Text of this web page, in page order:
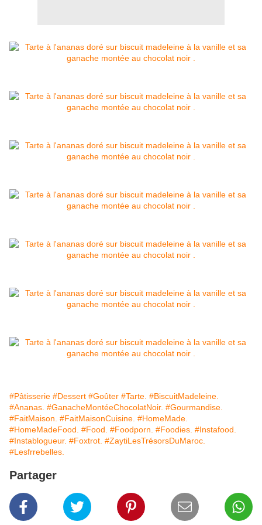
#Pâtisserie #Dessert #Goûter #Tarte. #BiscuitMadeleine.
#Ananas. #GanacheMontéeChocolatNoir. #Gourmandise.
#FaitMaison. #FaitMaisonCuisine. #HomeMade.
#HomeMadeFood. #Food. #Foodporn. #Foodies. #Instafood.
#Instablogueur. #Foxtrot. #ZaytiLesTrésorsDuMaroc.
#Lesfrrebelles.
Partager